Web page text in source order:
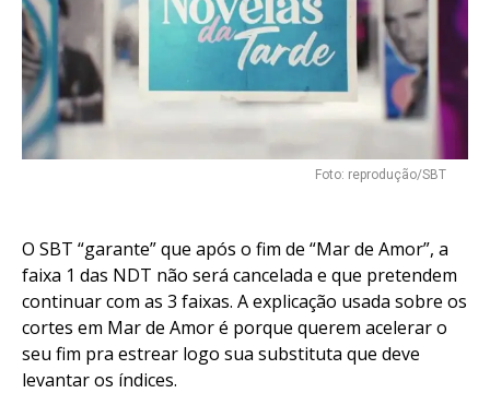
Foto: reprodução/SBT
O SBT “garante” que após o fim de “Mar de Amor”, a
faixa 1 das NDT não será cancelada e que pretendem
continuar com as 3 faixas. A explicação usada sobre os
cortes em Mar de Amor é porque querem acelerar o
seu fim pra estrear logo sua substituta que deve
levantar os índices.